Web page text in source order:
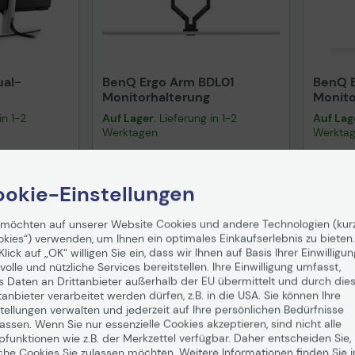
1-2
ab5,99 €
BenQ Ergo Arm BDL01
Monitorhalterung
Auf Lager: Lieferung in 1-2
Werktagen
inkl. MwSt., versandkostenfrei in DE!
In den Warenkorb
Hinweis
Technisches Produktdatenblatt
BenQ
Auf
inkl.
Einstellungen
auf unserer Website Cookies und andere Technologien
verwenden, um Ihnen ein optimales Einkaufserlebnis zu bieten.
auf „OK“ willigen Sie ein, dass wir Ihnen auf Basis Ihrer
und nützliche Services bereitstellen. Ihre Einwilligung umfasst,
Daten an Drittanbieter außerhalb der EU übermittelt und durch
verarbeitet werden dürfen, z.B. in die USA. Sie können Ihre
verwalten und jederzeit auf Ihre persönlichen Bedürfnisse
Wenn Sie nur essenzielle Cookies akzeptieren, sind nicht alle
wie z.B. der Merkzettel verfügbar. Daher entscheiden Sie,